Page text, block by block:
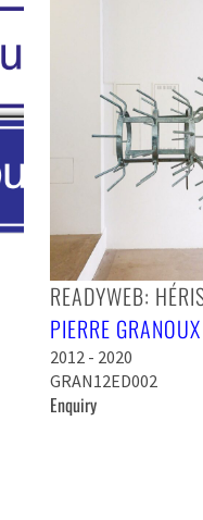
READYWEB:
PIERRE GRANOUX
2012 - 2020
GRAN12ED002
Enquiry